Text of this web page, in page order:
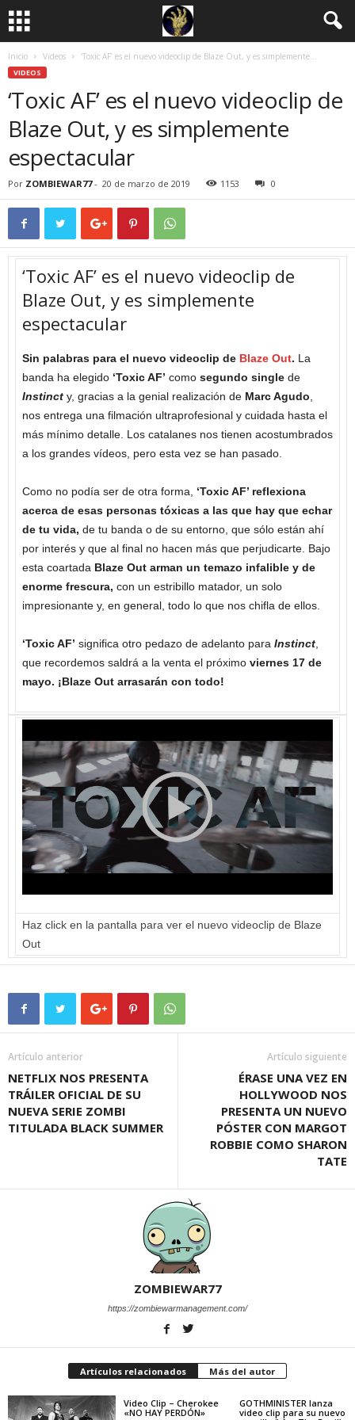
Inicio Videos ‘Toxic AF’ es el nuevo videoclip de Blaze Out, y es simplemente...
VIDEOS
‘Toxic AF’ es el nuevo videoclip de
Blaze Out, y es simplemente
espectacular
Por ZOMBIEWAR77- 20 de marzo de 2019 1153 0
‘Toxic AF’ es el nuevo videoclip de
Blaze Out, y es simplemente
espectacular
Sin palabras para el nuevo videoclip de Blaze Out. La
banda ha elegido ‘Toxic AF’ como segundo single de
Instinct y, gracias a la genial realización de Marc Agudo
nos entrega una filmación ultraprofesional y cuidada hasta el
más mínimo detalle. Los catalanes nos tienen acostumbrados
a los grandes vídeos, pero esta vez se han pasado.
Como no podía ser de otra forma, ‘Toxic AF’ reflexiona
acerca de esas personas tóxicas a las que hay que echar
de tu vida, de tu banda o de su entorno, que sólo están ahí
por interés y que al final no hacen más que perjudicarte. Bajo
esta coartada Blaze Out arman un temazo infalible y de
enorme frescura, con un estribillo matador, un solo
impresionante y, en general, todo lo que nos chifla de ellos.
‘Toxic AF’ significa otro pedazo de adelanto para Instinct
que recordemos saldrá a la venta el próximo viernes 17 de
mayo. ¡Blaze Out arrasarán con todo!
Haz click en la pantalla para ver el nuevo videoclip de Blaze
Out
Artículo anterior
NETFLIX NOS PRESENTA
TRÁILER OFICIAL DE SU
NUEVA SERIE ZOMBI
TITULADA BLACK SUMMER
Artículo siguiente
ÉRASE UNA VEZ EN
HOLLYWOOD NOS
PRESENTA UN NUEVO
PÓSTER CON MARGOT
ROBBIE COMO SHARON
TATE
ZOMBIEWAR77
https://zombiewarmanagement.com/
Artículos relacionados Más del autor
Video Clip – Cherokee
«NO HAY PERDÓN»
GOTHMINISTER lanza
video clip para su nuevo